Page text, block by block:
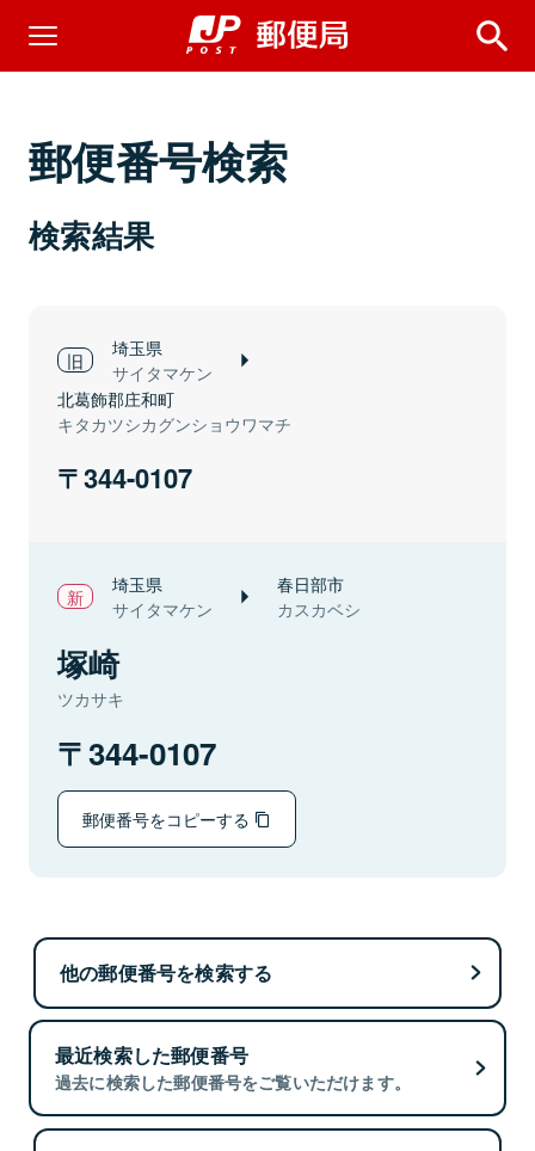
郵便番号検索
検索結果
埼玉県
サイタマケン
北葛飾郡庄和町
キタカツシカグンショウワマチ
344-0107
埼玉県
サイタマケン
春日部市
カスカベシ
塚崎
ツカサキ
344-0107
郵便番号をコピーする
他の郵便番号を検索する
最近検索した郵便番号
過去に検索した郵便番号をご覧いただけます。